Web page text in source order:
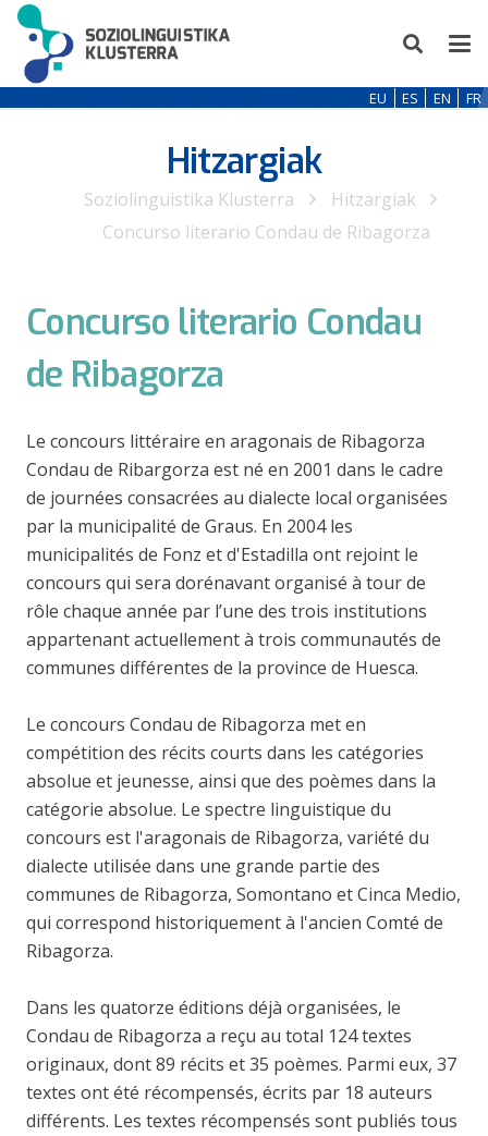
EU ES EN FR
Hitzargiak
Soziolinguistika Klusterra
Hitzargiak
Concurso literario Condau de Ribagorza
Concurso literario Condau
de Ribagorza
Le concours littéraire en aragonais de Ribagorza
Condau de Ribargorza est né en 2001 dans le cadre
de journées consacrées au dialecte local organisées
par la municipalité de Graus. En 2004 les
municipalités de Fonz et d'Estadilla ont rejoint le
concours qui sera dorénavant organisé à tour de
rôle chaque année par l’une des trois institutions
appartenant actuellement à trois communautés de
communes différentes de la province de Huesca.
Le concours Condau de Ribagorza met en
compétition des récits courts dans les catégories
absolue et jeunesse, ainsi que des poèmes dans la
catégorie absolue. Le spectre linguistique du
concours est l'aragonais de Ribagorza, variété du
dialecte utilisée dans une grande partie des
communes de Ribagorza, Somontano et Cinca Medio,
qui correspond historiquement à l'ancien Comté de
Ribagorza.
Dans les quatorze éditions déjà organisées, le
Condau de Ribagorza a reçu au total 124 textes
originaux, dont 89 récits et 35 poèmes. Parmi eux, 37
textes ont été récompensés, écrits par 18 auteurs
différents. Les textes récompensés sont publiés tous